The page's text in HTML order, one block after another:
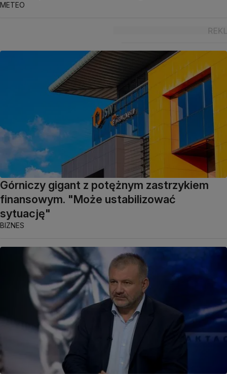
METEO
Górniczy gigant z potężnym zastrzykiem
finansowym. "Może ustabilizować
sytuację"
BIZNES